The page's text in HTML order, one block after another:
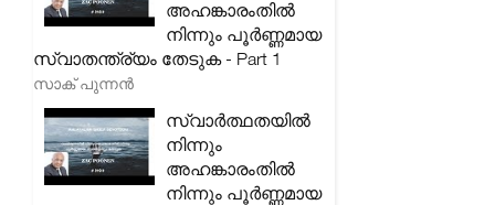
അഹങ്കാരംതിൽ
നിന്നും പൂർണ്ണമായ
സ്വാതന്ത്ര്യം തേടുക - Part 1
സാക് പുന്നൻ
സ്വാർത്ഥതയിൽ
നിന്നും
അഹങ്കാരംതിൽ
നിന്നും പൂർണ്ണമായ